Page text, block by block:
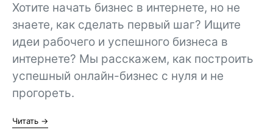
Хотите начать бизнес в интернете, но не
знаете, как сделать первый шаг? Ищите
идеи рабочего и успешного бизнеса в
интернете? Мы расскажем, как построить
успешный онлайн-бизнес с нуля и не
прогореть.
Читать →